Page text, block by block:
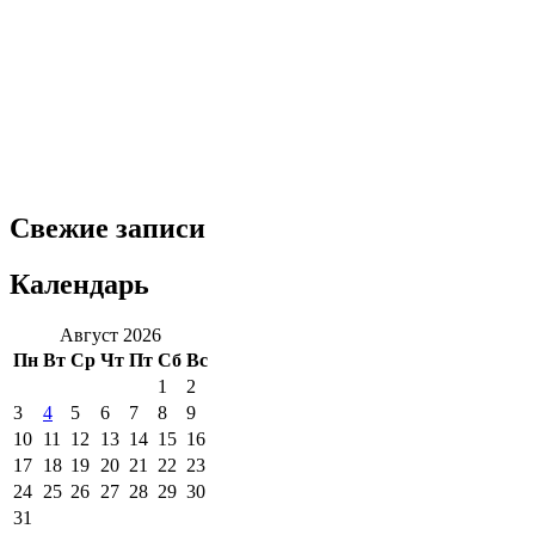
Свежие записи
Календарь
Август 2026
Пн Вт Ср Чт Пт Сб Вс
1
2
3
4 5 6 7 8
9
10 11 12 13 14 15 16
17 18 19 20 21 22 23
24 25 26 27 28 29 30
31